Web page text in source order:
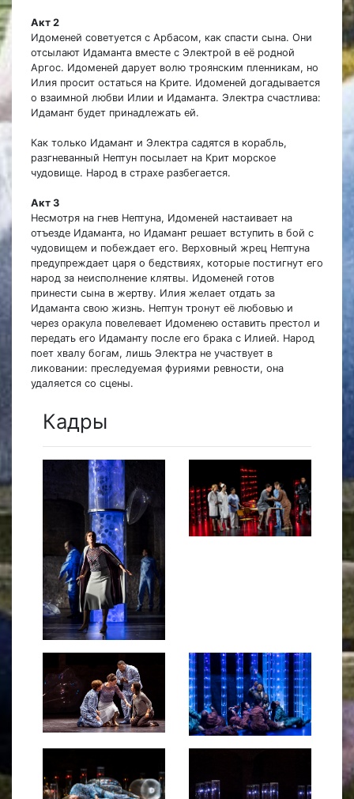
Акт 2
Идоменей советуется с Арбасом, как спасти сына. Они
отсылают Идаманта вместе с Электрой в её родной
Аргос. Идоменей дарует волю троянским пленникам, но
Илия просит остаться на Крите. Идоменей догадывается
о взаимной любви Илии и Идаманта. Электра счастлива:
Идамант будет принадлежать ей.
Как только Идамант и Электра садятся в корабль,
разгневанный Нептун посылает на Крит морское
чудовище. Народ в страхе разбегается.
Акт 3
Несмотря на гнев Нептуна, Идоменей настаивает на
отъезде Идаманта, но Идамант решает вступить в бой с
чудовищем и побеждает его. Верховный жрец Нептуна
предупреждает царя о бедствиях, которые постигнут его
народ за неисполнение клятвы. Идоменей готов
принести сына в жертву. Илия желает отдать за
Идаманта свою жизнь. Нептун тронут её любовью и
через оракула повелевает Идоменею оставить престол и
передать его Идаманту после его брака с Илией. Народ
поет хвалу богам, лишь Электра не участвует в
ликовании: преследуемая фуриями ревности, она
удаляется со сцены.
Кадры